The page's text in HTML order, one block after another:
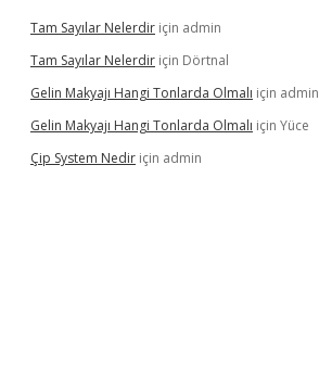
Tam Sayılar Nelerdir için admin
Tam Sayılar Nelerdir için Dörtnal
Gelin Makyajı Hangi Tonlarda Olmalı için admin
Gelin Makyajı Hangi Tonlarda Olmalı için Yüce
Çip System Nedir için admin